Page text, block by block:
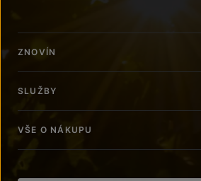
ZNOVÍN
SLUŽBY
VŠE O NÁKUPU